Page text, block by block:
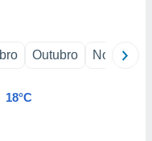
Outubro Novembro
18°C